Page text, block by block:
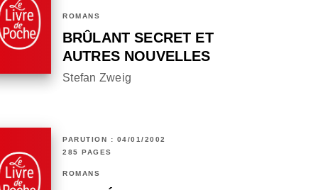
ROMANS
BRÛLANT SECRET ET
AUTRES NOUVELLES
Stefan Zweig
PARUTION : 04/01/2002
285 PAGES
ROMANS